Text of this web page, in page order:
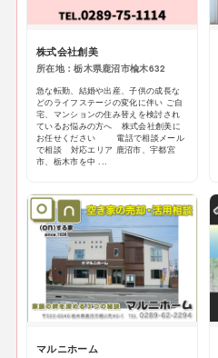
株式会社創美
所在地：栃木県鹿沼市楡木632
急な転勤、結婚や出産、子供の成長な
どのライフステージの変化に伴い ご自
宅、マンションの住み替えを検討され
ているお悩みの方へ 株式会社創美に
お任せください 電話で相談メール
で相談 対応エリア 鹿沼市、宇都宮
市、栃木市を中 ...
マルニホーム